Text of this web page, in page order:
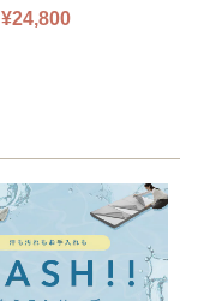
掛けソファ O’HANA ソ
¥24,800